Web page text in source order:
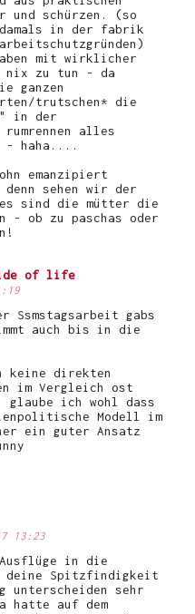
und schürzen. (so
in der fabrik
mit wirklicher
nix zu tun - da
ganzen
trutschen* die
in der
alles
- haha....
emanzipiert
sehen wir der
sind die mütter die
- ob zu paschas oder
of life
Ssmstagsarbeit gabs
auch bis in die
keine direkten
im Vergleich ost
glaube ich wohl dass
Modell im
ein guter Ansatz
13:23
in die
deine Spitzfindigkeit
unterscheiden sehr
hatte auf dem